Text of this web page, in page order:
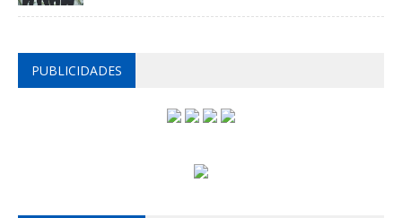
PUBLICIDADES